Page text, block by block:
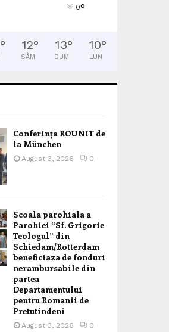
0°
° 12°
SÂM
13°
DUM
10°
LUN
Conferința ROUNIT de
la München
August 3, 2026 0
Scoala parohiala a
Parohiei “Sf. Grigorie
Teologul” din
Schiedam/Rotterdam
beneficiaza de fonduri
nerambursabile din
partea
Departamentului
pentru Romanii de
Pretutindeni
August 3, 2026 0